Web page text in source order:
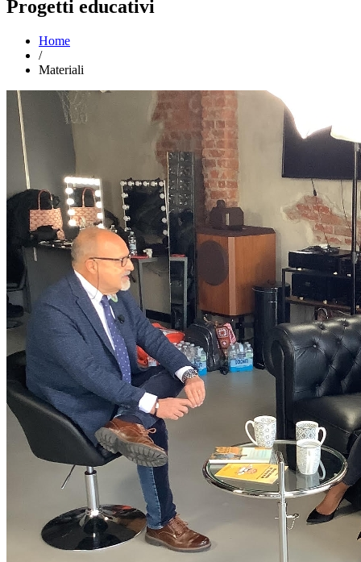
Progetti educativi
Home
/
Materiali